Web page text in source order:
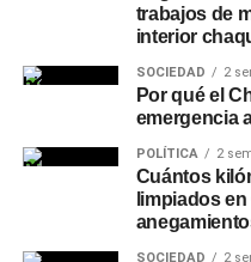
trabajos de
interior
SOCIEDAD 2
Por qué el
emergencia
POLÍTICA 2
Cuántos
limpiados
SOCIEDAD 2